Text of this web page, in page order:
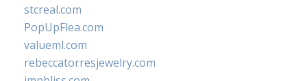
stcreal.com
PopUpFlea.com
valueml.com
rebeccatorresjewelry.com